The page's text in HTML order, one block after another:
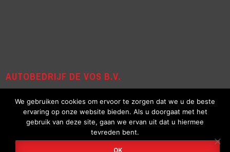
AUTOBEDRIJF DE VOS B.V.
Autobedrijf de Vos is al meer dan 50 jaar uw betrouwbare
partner in mobiliteit. En al die jaren gespecialiseerd in Citroën,
maar wij kunnen u ook ‘op weg’ helpen in ieder ander merk en
We gebruiken cookies om ervoor te zorgen dat we u de beste
ervaring op onze website bieden. Als u doorgaat met het
gebruik van deze site, gaan we ervan uit dat u hiermee
tevreden bent.
OK